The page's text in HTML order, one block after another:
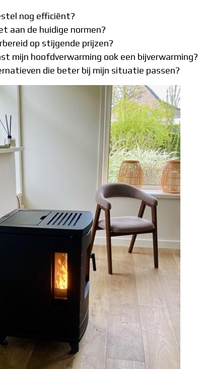
nog efficiënt?
aan de huidige normen?
op stijgende prijzen?
mijn hoofdverwarming ook een bijverwarming?
die beter bij mijn situatie passen?